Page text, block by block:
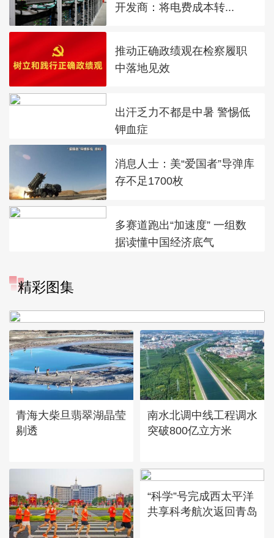
开发商：将电费成本转...
推动正确政绩观在检察履职
中落地见效
出汗乏力不都是中暑 警惕低
钾血症
消息人士：美“爱国者”导弹库
存不足1700枚
多赛道跑出“加速度” 一组数
据读懂中国经济底气
精彩图集
“大地指纹”奏响夏夜文旅乐
青海大柴旦翡翠湖晶莹
剔透
南水北调中线工程调水
突破800亿立方米
“科学”号完成西太平洋
共享科考航次返回青岛